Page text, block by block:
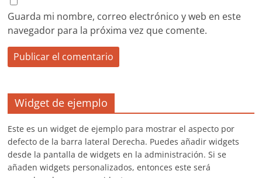
Guarda mi nombre, correo electrónico y web en este
navegador para la próxima vez que comente.
Widget de ejemplo
Este es un widget de ejemplo para mostrar el aspecto por
defecto de la barra lateral Derecha. Puedes añadir widgets
desde la pantalla de widgets en la administración. Si se
añaden widgets personalizados, entonces este será